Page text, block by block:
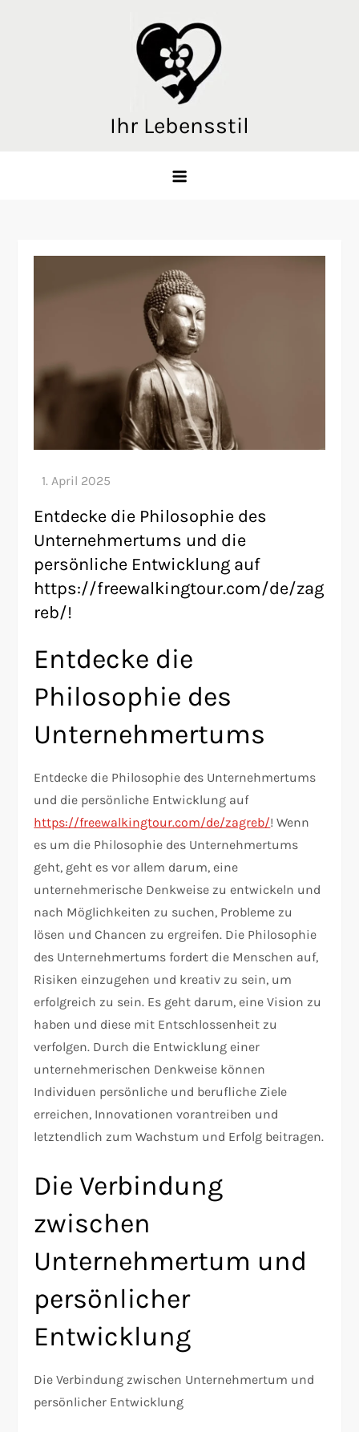
Ihr Lebensstil
Entdecke die Philosophie des
Unternehmertums und die
persönliche Entwicklung auf
https://freewalkingtour.com/de/zag
reb/!
Entdecke die
Philosophie des
Unternehmertums
Entdecke die Philosophie des Unternehmertums
und die persönliche Entwicklung auf
https://freewalkingtour.com/de/zagreb/! Wenn
es um die Philosophie des Unternehmertums
geht, geht es vor allem darum, eine
unternehmerische Denkweise zu entwickeln und
nach Möglichkeiten zu suchen, Probleme zu
lösen und Chancen zu ergreifen. Die Philosophie
des Unternehmertums fordert die Menschen auf,
Risiken einzugehen und kreativ zu sein, um
erfolgreich zu sein. Es geht darum, eine Vision zu
haben und diese mit Entschlossenheit zu
verfolgen. Durch die Entwicklung einer
unternehmerischen Denkweise können
Individuen persönliche und berufliche Ziele
erreichen, Innovationen vorantreiben und
letztendlich zum Wachstum und Erfolg beitragen.
Die Verbindung
zwischen
Unternehmertum und
persönlicher
Entwicklung
Die Verbindung zwischen Unternehmertum und
persönlicher Entwicklung